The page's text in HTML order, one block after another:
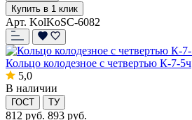
Купить в 1 клик
Арт. KolKoSC-6082
Кольцо колодезное с четвертью К-7-5ч
5,0
В наличии
ГОСТ ТУ
812 руб. 893 руб.